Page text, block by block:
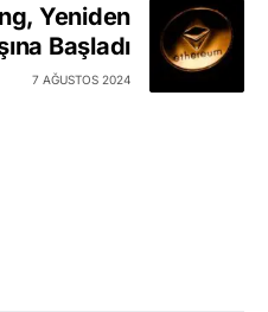
Yeniden
Başladı
7 AĞUSTOS 2024